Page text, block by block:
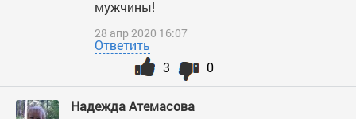
мужчины!
28 апр 2020 16:07
Ответить
0
3
Надежда Атемасова